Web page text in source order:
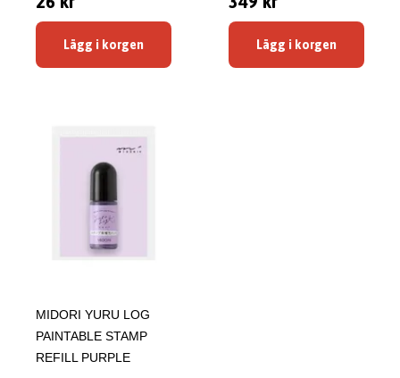
Lägg i korgen Lägg i korgen
MIDORI YURU LOG
PAINTABLE STAMP
REFILL PURPLE